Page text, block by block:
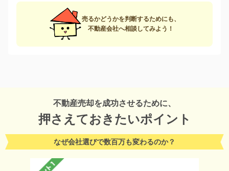
売るかどうかを判断するためにも、
不動産会社へ相談してみよう！
不動産売却を成功させるために、
押さえておきたいポイント
なぜ会社選びで数百万も変わるのか？